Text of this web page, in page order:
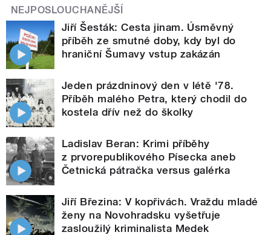
NEJPOSLOUCHANĚJŠÍ
Jiří Šesták: Cesta jinam. Úsměvný
příběh ze smutné doby, kdy byl do
hraniční Šumavy vstup zakázán
Jeden prázdninový den v létě '78.
Příběh malého Petra, který chodil do
kostela dřív než do školky
Ladislav Beran: Krimi příběhy
z prvorepublikového Písecka aneb
Četnická pátračka versus galérka
Jiří Březina: V kopřivách. Vraždu mladé
ženy na Novohradsku vyšetřuje
zasloužilý kriminalista Medek